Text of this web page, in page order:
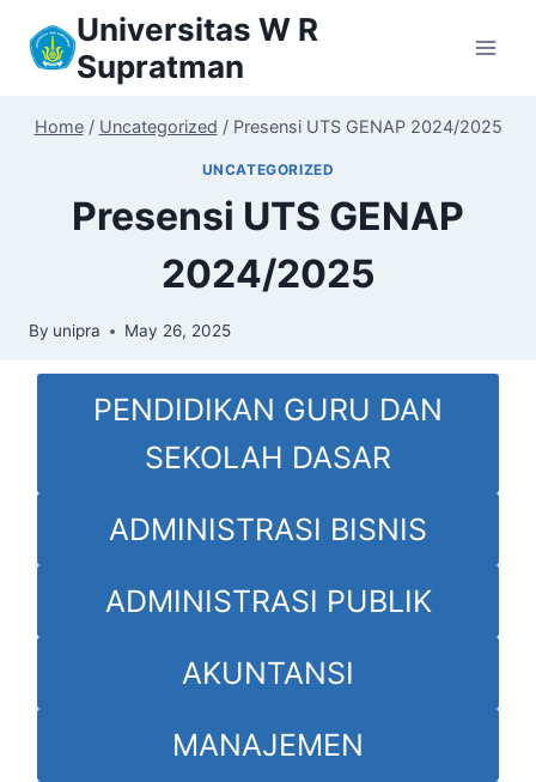
Universitas W R
Supratman
Home / Uncategorized / Presensi UTS GENAP 2024/2025
UNCATEGORIZED
Presensi UTS GENAP
2024/2025
By unipra May 26, 2025
PENDIDIKAN GURU DAN
SEKOLAH DASAR
ADMINISTRASI BISNIS
ADMINISTRASI PUBLIK
AKUNTANSI
MANAJEMEN